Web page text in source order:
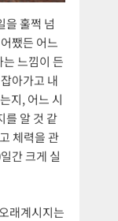
을 훌쩍 넘
쨌든 어느
느낌이 든
아가고 내
지, 어느 시
를 알 것 같
체력을 관
간 크게 실
래계시지는